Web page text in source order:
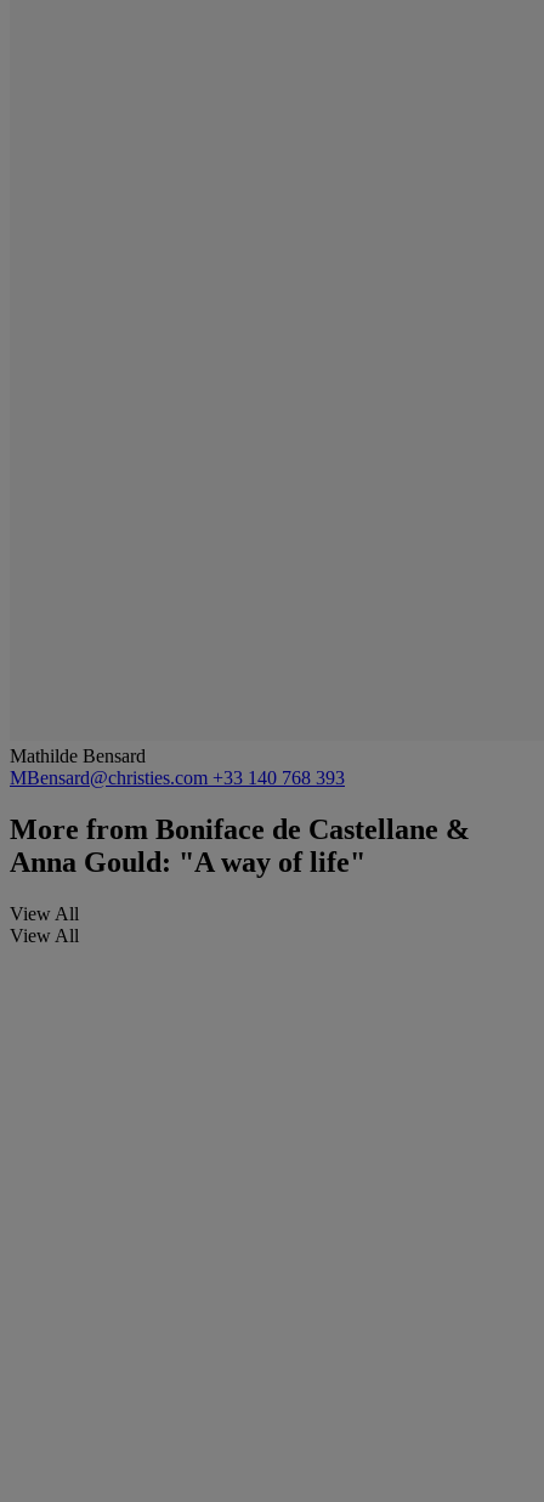
Mathilde Bensard
MBensard@christies.com +33 140 768 393
More from Boniface de Castellane &
Anna Gould: "A way of life"
View All
View All